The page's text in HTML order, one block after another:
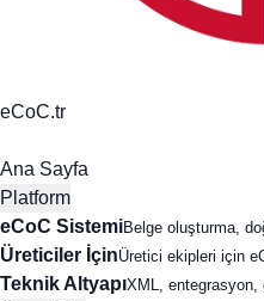
eCoC.tr
Ana Sayfa
Platform
eCoC SistemiBelge oluşturma,
Üreticiler İçinÜretici ekipleri için
Teknik AltyapıXML, entegrasyon,